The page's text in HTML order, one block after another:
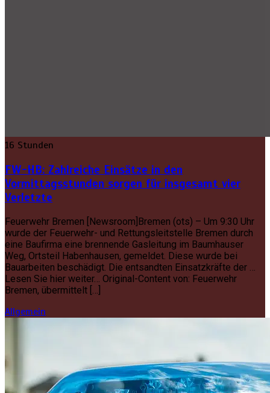
16 Stunden
FW-HB: Zahlreiche Einsätze in den
Vormittagsstunden sorgen für insgesamt vier
Verletzte
Feuerwehr Bremen [Newsroom]Bremen (ots) – Um 9:30 Uhr
wurde der Feuerwehr- und Rettungsleitstelle Bremen durch
eine Baufirma eine brennende Gasleitung im Baumhauser
Weg, Ortsteil Habenhausen, gemeldet. Diese wurde bei
Bauarbeiten beschädigt. Die entsandten Einsatzkräfte der …
Lesen Sie hier weiter… Original-Content von: Feuerwehr
Bremen, übermittelt […]
Allgemein